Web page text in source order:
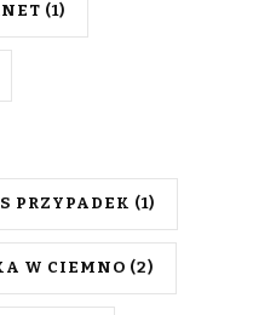
(1)
PRZYPADEK (1)
W CIEMNO (2)